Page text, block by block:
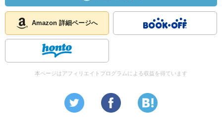
Amazon 詳細ページへ
本ページはアフィリエイトプログラムによる収益を得ています